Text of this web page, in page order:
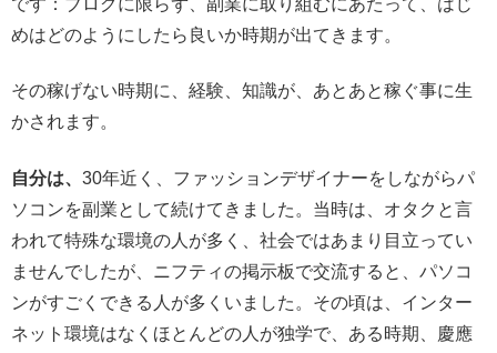
めはどのようにしたら良いか時期が出てきます。
その稼げない時期に、経験、知識が、あとあと稼ぐ事に生
かされます。
自分は、 30年近く、ファッションデザイナーをしながらパ
ソコンを副業として続けてきました。当時は、オタクと言
われて特殊な環境の人が多く、社会ではあまり目立ってい
ませんでしたが、ニフティの掲示板で交流すると、パソコ
ンがすごくできる人が多くいました。その頃は、インター
ネット環境はなくほとんどの人が独学で、ある時期、慶應